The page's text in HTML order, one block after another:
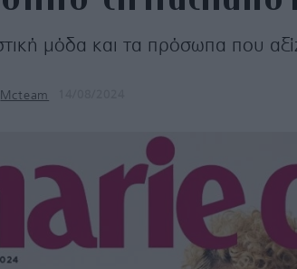
μόδα και τα πρόσωπα που
Mcteam